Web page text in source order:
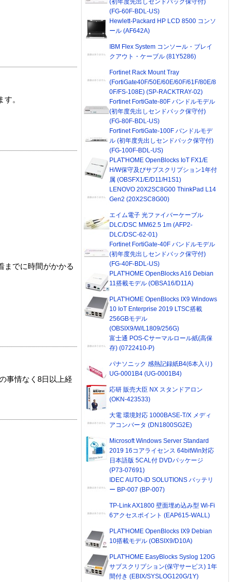
。
までに時間がかかる
事情なく8日以上経
(初年度先出しセンドバック保守付)
(FG-60F-BDL-US)
Hewlett-Packard HP LCD 8500 コンソ
ール (AF642A)
IBM Flex System コンソール・ブレイ
クアウト・ケーブル (81Y5286)
Fortinet Rack Mount Tray
(FortiGate40F/50E/60E/60F/61F/80E/8
0F/FS-108E) (SP-RACKTRAY-02)
Fortinet FortiGate-80F バンドルモデル
(初年度先出しセンドバック保守付)
(FG-80F-BDL-US)
Fortinet FortiGate-100F バンドルモデ
ル (初年度先出しセンドバック保守付)
(FG-100F-BDL-US)
PLAT'HOME OpenBlocks IoT FX1/E
H/W保守及びサブスクリプション1年付
属 (OBSFX1/E/D11/H1S1)
LENOVO 20X2SC8G00 ThinkPad L14
Gen2 (20X2SC8G00)
エイム電子 光ファイバーケーブル
DLC/DSC MM62.5 1m (AFP2-
DLC/DSC-62-01)
Fortinet FortiGate-40F バンドルモデル
(初年度先出しセンドバック保守付)
(FG-40F-BDL-US)
PLAT'HOME OpenBlocks A16 Debian
11搭載モデル (OBSA16/D11A)
PLAT'HOME OpenBlocks IX9 Windows
10 IoT Enterprise 2019 LTSC搭載
256GBモデル
(OBSIX9/W/L1809/256G)
富士通 POS-Cサーマルロール紙(高保
存) (0722410-P)
パナソニック 感熱記録紙B4(6本入り)
UG-0001B4 (UG-0001B4)
応研 販売大臣 NX スタンドアロン
(OKN-423533)
大電 環境対応 1000BASE-T/X メディ
アコンバータ (DN1800SG2E)
Microsoft Windows Server Standard
2019 16コアライセンス 64bitWin対応
日本語版 5CAL付 DVDパッケージ
(P73-07691)
IDEC AUTO-ID SOLUTIONS バッテリ
ー BP-007 (BP-007)
TP-Link AX1800 壁面埋め込み型 Wi-Fi
6アクセスポイント (EAP615-WALL)
PLAT'HOME OpenBlocks IX9 Debian
10搭載モデル (OBSIX9/D10A)
PLAT'HOME EasyBlocks Syslog 120G
サブスクリプション(保守サービス) 1年
間付き (EBIX/SYSLOG120G/1Y)